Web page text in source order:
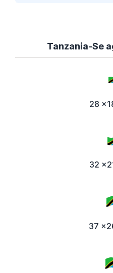
Tanzania-Se
28
32
37